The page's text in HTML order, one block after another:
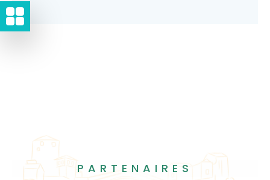
PARTENAIRES